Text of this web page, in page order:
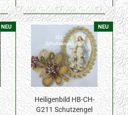
NEU NEU
Heiligenbild HB-CH-
G211 Schutzengel